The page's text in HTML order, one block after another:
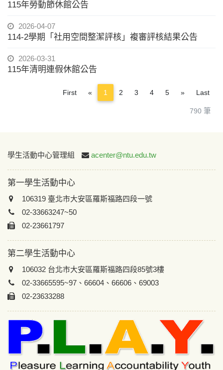
115年勞動節休館公告
2026-04-07
114-2學期「社用空間整潔評核」複審評核結果公告
2026-03-31
115年清明連假休館公告
790 筆
First « Previous
1 2 3 4 5 »NextLast
:::
學生活動中心管理組 acenter@ntu.edu.tw
第一學生活動中心
106319 臺北市大安區羅斯福路四段一號
02-33663247~50
02-23661797
第二學生活動中心
106032 台北市大安區羅斯福路四段85號3樓
02-33665595~97、66604、66606、69003
02-23633288